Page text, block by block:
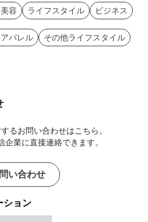
容 ライフスタイル ビジネス
パレル
その他ライフスタイル
るお問い合わせはこちら。
企業に直接連絡できます。
い合わせ
ション